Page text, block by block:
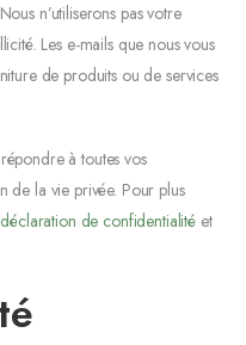
n’utiliserons pas votre
Les e-mails que nous vous
de produits ou de services
à toutes vos
de la vie privée. Pour plus
déclaration de confidentialité et